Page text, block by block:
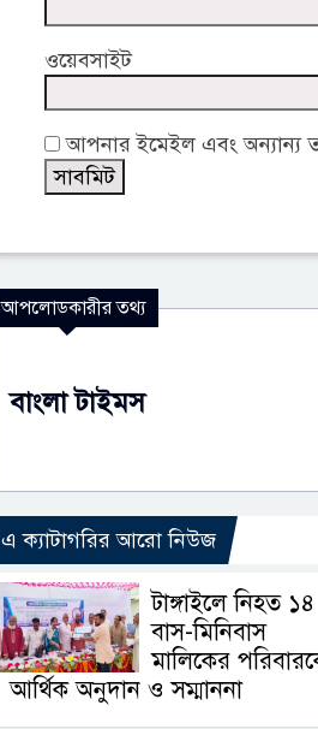
ওয়েবসাইট
আপনার ইমেইল এবং অন্যান্য
আপলোডকারীর তথ্য
বাংলা টাইমস
এ ক্যাটাগরির আরো নিউজ
টাঙ্গাইলে নিহত ১৪
বাস-মিনিবাস
মালিকের
আর্থিক অনুদান ও সম্মাননা